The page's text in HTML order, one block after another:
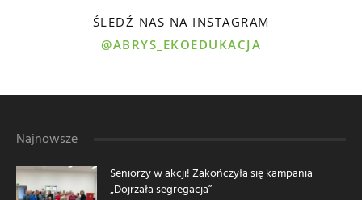
ŚLEDŹ NAS NA INSTAGRAM
@ABRYS_EKOEDUKACJA
Najnowsze
Seniorzy w akcji! Zakończyła się kampania
„Dojrzała segregacja”